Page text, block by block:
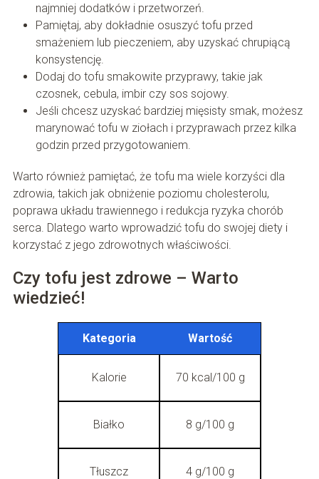
najmniej dodatków i przetworzeń.
Pamiętaj, aby dokładnie osuszyć tofu przed
smażeniem lub pieczeniem, aby uzyskać chrupiącą
konsystencję.
Dodaj do tofu smakowite przyprawy, takie jak
czosnek, cebula, imbir czy sos sojowy.
Jeśli chcesz uzyskać bardziej mięsisty smak, możesz
marynować tofu w ziołach i przyprawach przez kilka
godzin przed przygotowaniem.
Warto również pamiętać, że tofu ma wiele korzyści dla
zdrowia, takich jak obniżenie poziomu cholesterolu,
poprawa układu trawiennego i redukcja ryzyka chorób
serca. Dlatego warto wprowadzić tofu do swojej diety i
korzystać z jego zdrowotnych właściwości.
Czy tofu jest zdrowe – Warto
wiedzieć!
Kategoria Wartość
Kalorie 70 kcal/100 g
Białko 8 g/100 g
Tłuszcz 4 g/100 g